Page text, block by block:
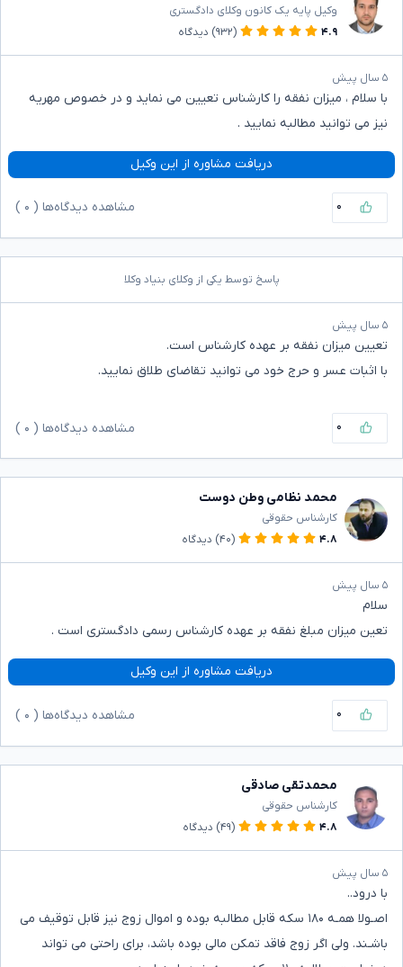
وکیل پایه یک کانون وکلای دادگستری
۴.۹
(۹۳۲) دیدگاه
۵ سال پیش
با سلام ، میزان نفقه را کارشناس تعیین می نماید و در خصوص مهریه
نیز می توانید مطالبه نمایید .
دریافت مشاوره از این وکیل
۰ مشاهده دیدگاه‌ها ( ۰
پاسخ توسط یکی از وکلای بنیاد وکلا
۵ سال پیش
تعیین میزان نفقه بر عهده کارشناس است.
با اثبات عسر و حرج خود می توانید تقاضای طلاق نمایید.
۰ مشاهده دیدگاه‌ها ( ۰
محمد نظامی وطن دوست
کارشناس حقوقی
۴.۸
(۴۰) دیدگاه
۵ سال پیش
سلام
تعین میزان مبلغ نفقه بر عهده کارشناس رسمی دادگستری است .
دریافت مشاوره از این وکیل
۰ مشاهده دیدگاه‌ها ( ۰
محمدتقی صادقی
کارشناس حقوقی
۴.۸
(۴۹) دیدگاه
۵ سال پیش
با درود..
اصـولا همـه ۱۸۰ سکه قابل مطالبه بوده و اموال زوج نیز قابل توقیف می
باشـند. ولی اگر زوج فاقد تمکن مالی بوده باشد، برای راحتی می تواند